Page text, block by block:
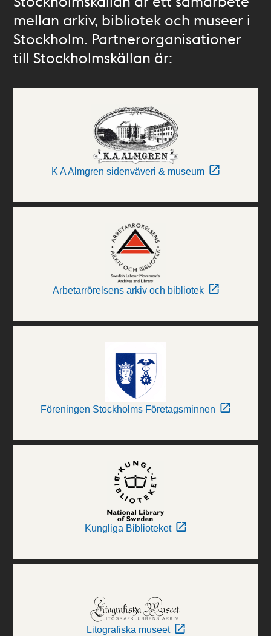
mellan arkiv, bibliotek och museer i
Stockholm. Partnerorganisationer
till Stockholmskällan är:
K A Almgren sidenväveri & museum
Arbetarrörelsens arkiv och bibliotek
Föreningen Stockholms Företagsminnen
Kungliga Biblioteket
Litografiska museet